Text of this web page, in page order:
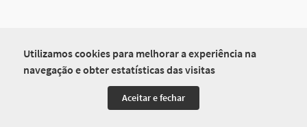
Utilizamos cookies para melhorar a experiência na
navegação e obter estatísticas das visitas
Aceitar e fechar